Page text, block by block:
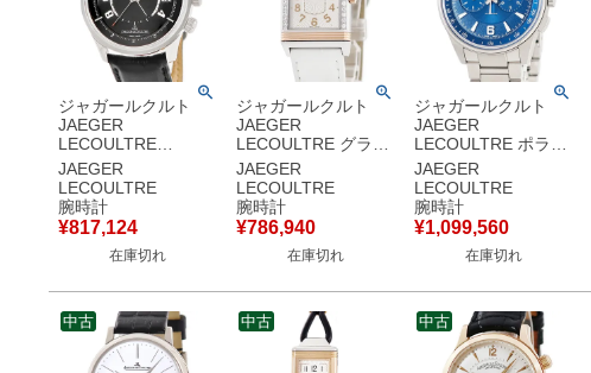
ジャガールクルト
JAEGER
LECOULTRE
AMVOX1 アラーム
アストンマーチン
Q1908470 190.8.97
ブラック デイト メン
ズ 腕時計自動巻き ブ
ラック 【中古】
JAEGER
LECOULTRE
腕時計
¥817,124
在庫切れ
ジャガールクルト
JAEGER
LECOULTRE グラン
ドレベルソ レディ ウ
ルトラスリム
Q3224420 268.D.86
OH済 K18PG×SS レ
ディース 腕時計手巻
き シルバー 【中古】
JAEGER
LECOULTRE
腕時計
¥786,940
在庫切れ
ジャガールクルト
JAEGER
LECOULTRE ポラリ
ス クロノグラフ
Q9028180
842.8.C1.S ブルー
青 タキメーター メン
ズ 腕時計自動巻き ブ
ルー 【中古】
JAEGER
LECOULTRE
腕時計
¥1,099,560
在庫切れ
中古 中古 中古